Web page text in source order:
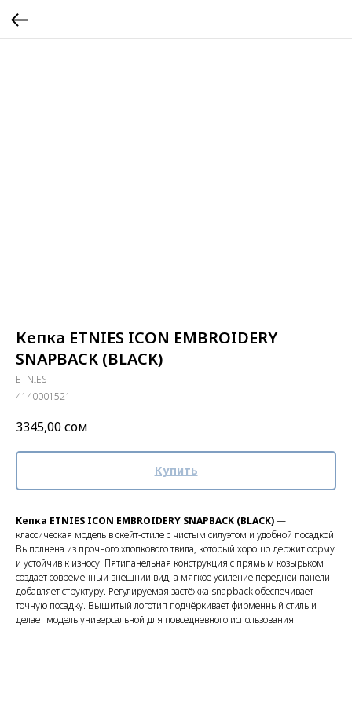
Кепка ETNIES ICON EMBROIDERY
SNAPBACK (BLACK)
ETNIES
4140001521
3345,00сом
Купить
Кепка ETNIES ICON EMBROIDERY SNAPBACK (BLACK)—
классическая модель в скейт-стиле с чистым силуэтом и удобной посадкой.
Выполнена из прочного хлопкового твила, который хорошо держит форму
и устойчив к износу. Пятипанельная конструкция с прямым козырьком
создаёт современный внешний вид, а мягкое усиление передней панели
добавляет структуру. Регулируемая застёжка snapback обеспечивает
точную посадку. Вышитый логотип подчёркивает фирменный стиль и
делает модель универсальной для повседневного использования.